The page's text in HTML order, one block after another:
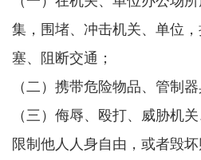
集，围堵、冲击机关、单位
塞、阻断交通；
（二）携带危险物品、管制器
（三）侮辱、殴打、威胁机
限制他人人身自由，或者毁坏